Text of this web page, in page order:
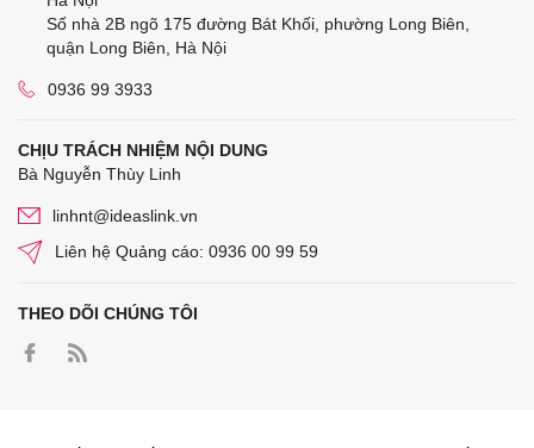
Số nhà 2B ngõ 175 đường Bát Khối, phường Long Biên,
quận Long Biên, Hà Nội
0936 99 3933
CHỊU TRÁCH NHIỆM NỘI DUNG
Bà Nguyễn Thùy Linh
linhnt@ideaslink.vn
Liên hệ Quảng cáo: 0936 00 99 59
THEO DÕI CHÚNG TÔI